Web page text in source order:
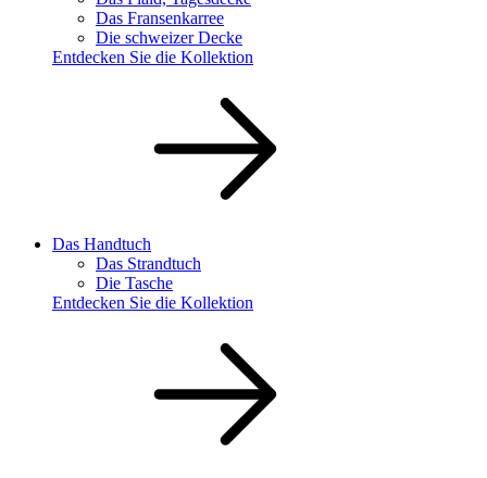
Das Fransenkarree
Die schweizer Decke
Entdecken Sie die Kollektion
Das Handtuch
Das Strandtuch
Die Tasche
Entdecken Sie die Kollektion